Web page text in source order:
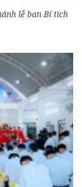
lễ ban Bí tích